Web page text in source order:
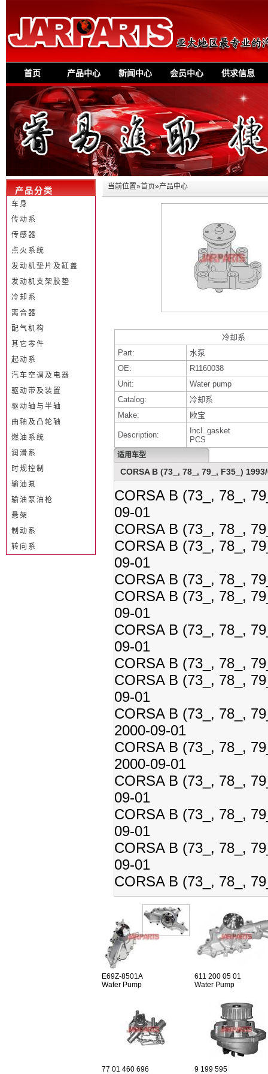
首页 产品中心 新闻中心 会员中心 供求信息
当前位置»首页»产品中心
冷却系
Part:
水泵
OE:
R1160038
Unit:
Water pump
Catalog:
冷却系
Make:
欧宝
Description:
Incl. gasket
PCS
适用车型
CORSA B (73_, 78_, 79_, F35_)
CORSA B (73_, 78_,
09-01
CORSA B (73_, 78_,
CORSA B (73_, 78_,
09-01
CORSA B (73_, 78_,
CORSA B (73_, 78_,
09-01
CORSA B (73_, 78_,
09-01
CORSA B (73_, 78_,
CORSA B (73_, 78_,
09-01
CORSA B (73_, 78_,
2000-09-01
CORSA B (73_, 78_,
2000-09-01
CORSA B (73_, 78_,
09-01
CORSA B (73_, 78_,
09-01
CORSA B (73_, 78_,
09-01
CORSA B (73_, 78_,
E69Z-8501A
Water Pump
611 200 05 01
Water Pump
77 01 460 696
9 199 595
产品分类
车身
传动系
传感器
点火系统
发动机垫片及缸盖
发动机支架胶垫
冷却系
离合器
配气机构
其它零件
起动系
汽车空调及电器
驱动带及装置
驱动轴与半轴
曲轴及凸轮轴
燃油系统
润滑系
时规控制
输油泵
输油泵油枪
悬架
制动系
转向系